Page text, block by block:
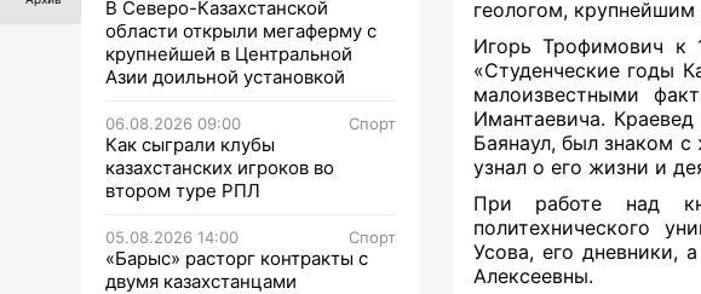
В Северо-Казахстанской
области открыли мегаферму с
крупнейшей в Центральной
Азии доильной установкой
06.08.2026 09:00 Спорт
Как сыграли клубы
казахстанских игроков во
втором туре РПЛ
05.08.2026 14:00 Спорт
«Барыс» расторг контракты с
двумя казахстанцами
геологом,
Игорь Трофимович к
«Студенческие годы
малоизвестными
Имантаевича.
Баянаул, был знаком
узнал о его жизни и
При работе над
политехнического
Усова, его дневники,
Алексеевны.